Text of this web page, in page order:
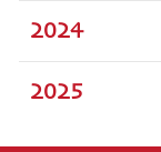
2024
2025